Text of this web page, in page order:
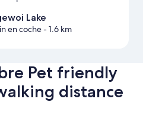
Lake
en coche- 1.6 km
Pet friendly
distance